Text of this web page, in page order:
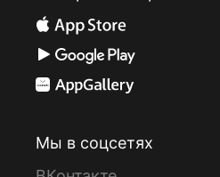
Мы в соцсетях